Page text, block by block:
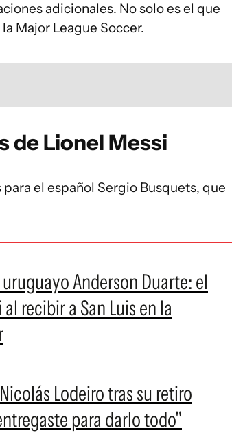
adicionales. No solo es el que
Major League Soccer.
de Lionel Messi
el español Sergio Busquets, que
Anderson Duarte: el
recibir a San Luis en la
Lodeiro tras su retiro
para darlo todo"